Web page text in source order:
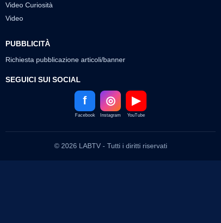
Video Curiosità
Video
PUBBLICITÀ
Richiesta pubblicazione articoli/banner
SEGUICI SUI SOCIAL
f
Facebook
◎
Instagram
▶
YouTube
© 2026 LABTV - Tutti i diritti riservati